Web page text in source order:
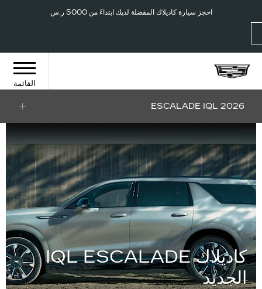
احجز سيارة كاديلاك المفضلة لديك ابتداءً من 5000 ر.س
فروعنا إتصل 000 2442 800
القائمة
2026 ESCALADE IQL
كاديلاك IQL ESCALADE
الجديد